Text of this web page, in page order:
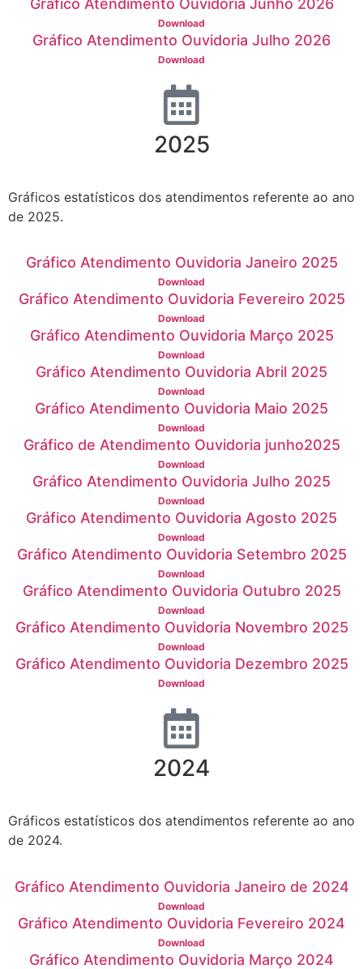
Gráfico Atendimento Ouvidoria Junho 2026
Download
Gráfico Atendimento Ouvidoria Julho 2026
Download
2025
Gráficos estatísticos dos atendimentos referente ao ano
de 2025.
Gráfico Atendimento Ouvidoria Janeiro 2025
Download
Gráfico Atendimento Ouvidoria Fevereiro 2025
Download
Gráfico Atendimento Ouvidoria Março 2025
Download
Gráfico Atendimento Ouvidoria Abril 2025
Download
Gráfico Atendimento Ouvidoria Maio 2025
Download
Gráfico de Atendimento Ouvidoria junho2025
Download
Gráfico Atendimento Ouvidoria Julho 2025
Download
Gráfico Atendimento Ouvidoria Agosto 2025
Download
Gráfico Atendimento Ouvidoria Setembro 2025
Download
Gráfico Atendimento Ouvidoria Outubro 2025
Download
Gráfico Atendimento Ouvidoria Novembro 2025
Download
Gráfico Atendimento Ouvidoria Dezembro 2025
Download
2024
Gráficos estatísticos dos atendimentos referente ao ano
de 2024.
Gráfico Atendimento Ouvidoria Janeiro de 2024
Download
Gráfico Atendimento Ouvidoria Fevereiro 2024
Download
Gráfico Atendimento Ouvidoria Março 2024